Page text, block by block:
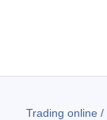
Trading online /